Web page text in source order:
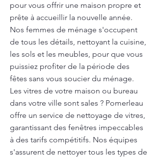
pour vous offrir une maison propre et
prête à accueillir la nouvelle année.
Nos femmes de ménage s'occupent
de tous les détails, nettoyant la cuisine,
les sols et les meubles, pour que vous
puissiez profiter de la période des
fêtes sans vous soucier du ménage.
Les vitres de votre maison ou bureau
dans votre ville sont sales ? Pomerleau
offre un service de nettoyage de vitres,
garantissant des fenêtres impeccables
à des tarifs compétitifs. Nos équipes
s'assurent de nettoyer tous les types de